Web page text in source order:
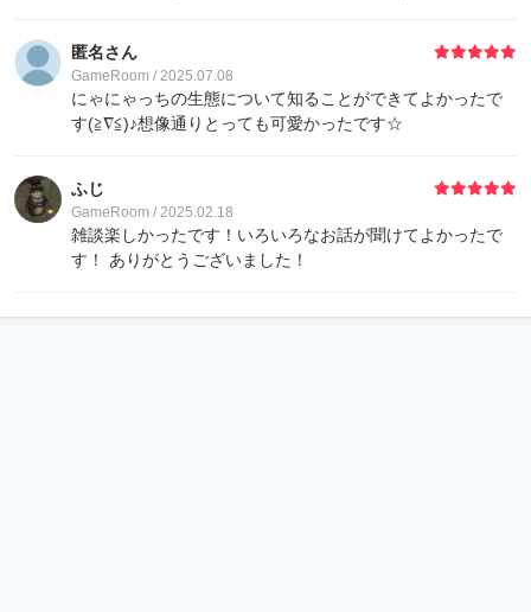
匿名さん
GameRoom / 2025.07.08
にゃにゃっちの生態について知ることができてよかったで
す(≧∇≦)♪想像通りとっても可愛かったです☆
ふじ
GameRoom / 2025.02.18
雑談楽しかったです！いろいろなお話が聞けてよかったで
す！ ありがとうございました！